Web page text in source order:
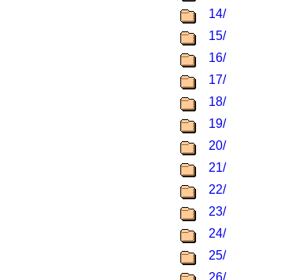
14/
15/
16/
17/
18/
19/
20/
21/
22/
23/
24/
25/